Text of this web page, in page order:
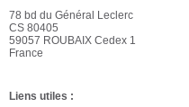
78 bd du Général Leclerc
CS 80405
59057 ROUBAIX Cedex 1
France
Liens utiles :